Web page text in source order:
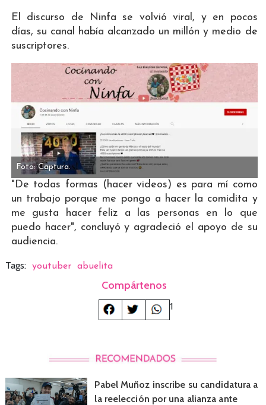
El discurso de Ninfa se volvió viral, y en pocos
días, su canal había alcanzado un millón y medio de
suscriptores.
Foto: Captura.
"De todas formas (hacer videos) es para mí como
un trabajo porque me pongo a hacer la comidita y
me gusta hacer feliz a las personas en lo que
puedo hacer", concluyó y agradeció el apoyo de su
audiencia.
Tags: youtuber abuelita
Compártenos
1
Pabel Muñoz inscribe su candidatura a
la reelección por una alianza ante